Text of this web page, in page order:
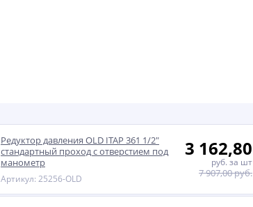
Редуктор давления OLD ITAP 361 1/2"
стандартный проход с отверстием под
манометр
Артикул: 25256-OLD
3 162,80
руб. за шт
7 907,00 руб.